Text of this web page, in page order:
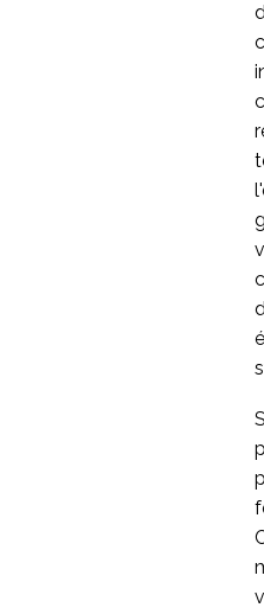
Les multiples
des tests
Holland &
d'utilisabilité du
Responsive
Recherche
les tâches : la
suivre pour